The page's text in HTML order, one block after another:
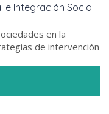
e Integración Social
en la
de intervención